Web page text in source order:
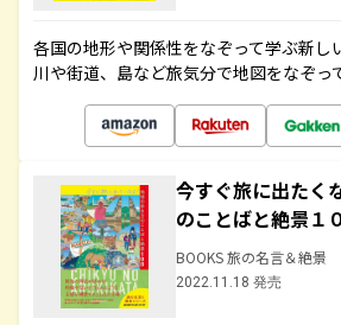
各国の地形や関係性をなぞって学ぶ新し
川や街道、島など旅気分で地図をなぞっ
今すぐ旅に出たく
のことばと絶景１
BOOKS 旅の名言＆絶景
2022.11.18 発売